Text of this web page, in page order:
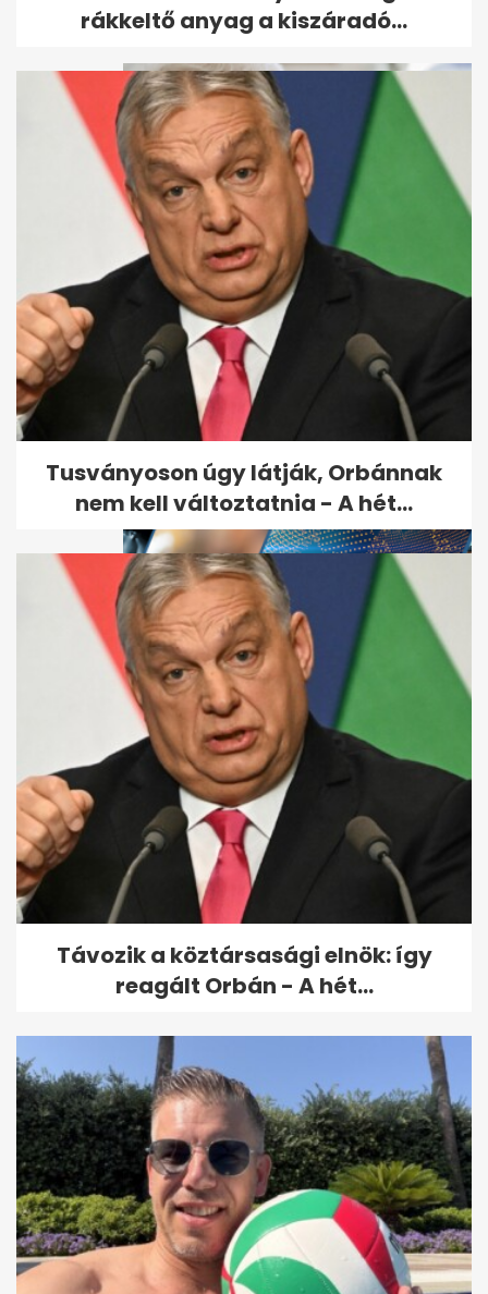
A demencia első jelét sokan
nem veszik észre: lépcsőzés
közben...
Tévhitvadászat: „csak az
időseknek van aranyere” - és
még 5...
rákkeltő anyag a kiszáradó...
Tusványoson úgy látják, Orbánnak
nem kell változtatnia - A hét...
Távozik a köztársasági elnök: így
reagált Orbán - A hét...